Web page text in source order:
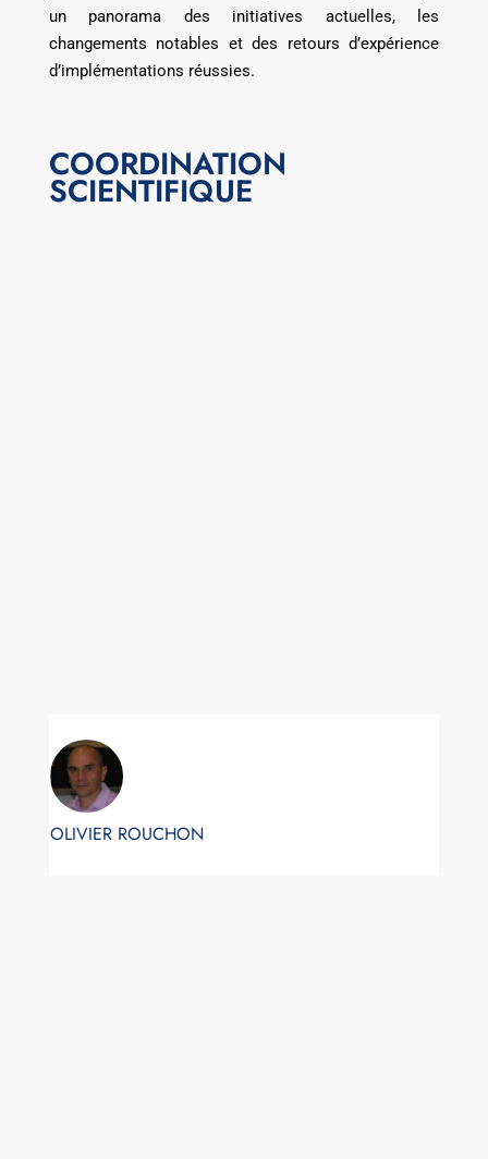
un panorama des initiatives actuelles, les
changements notables et des retours d’expérience
d’implémentations réussies.
COORDINATION
SCIENTIFIQUE
OLIVIER ROUCHON